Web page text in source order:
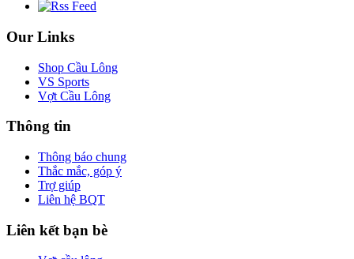
Our Links
Shop Cầu Lông
VS Sports
Vợt Cầu Lông
Thông tin
Thông báo chung
Thắc mắc, góp ý
Trợ giúp
Liên hệ BQT
Liên kết bạn bè